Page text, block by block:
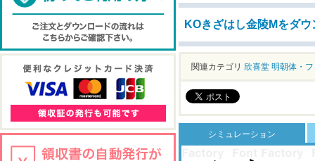
KOきざはし金陵Mをダウ
関連カテゴリ 欣喜堂 明朝体・
シミュレーション